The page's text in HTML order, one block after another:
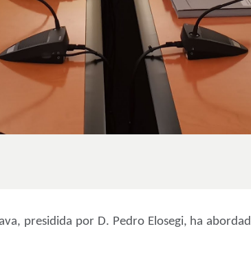
presidida por D. Pedro Elosegi, ha